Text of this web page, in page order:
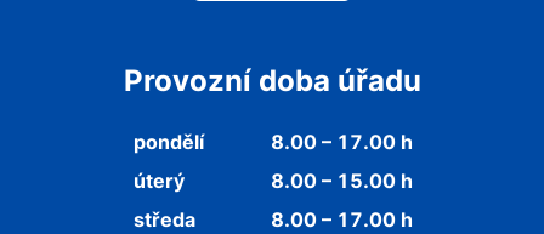
Provozní doba úřadu
pondělí
8.00 – 17.00 h
úterý
8.00 – 15.00 h
středa
8.00 – 17.00 h